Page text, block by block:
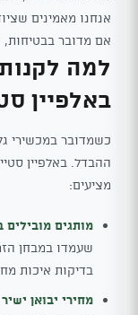
אנחנו מאמינים
אם מדובר בבטיחות,
למה
באלפיין
כשמדובר במכשירי
ההבדל. באלפיין
מציעים:
מותגים מובילים
שעמדו במבחן
בדיקות איכות
מחירי יבואן ישיר